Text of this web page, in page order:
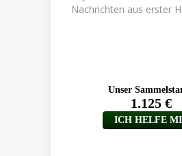
Nachrichten aus erster